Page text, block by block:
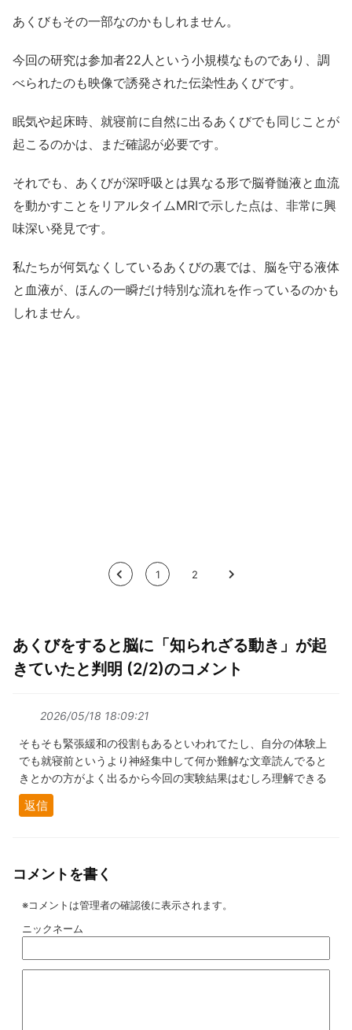
あくびもその一部なのかもしれません。
今回の研究は参加者22人という小規模なものであり、調
べられたのも映像で誘発された伝染性あくびです。
眠気や起床時、就寝前に自然に出るあくびでも同じことが
起こるのかは、まだ確認が必要です。
それでも、あくびが深呼吸とは異なる形で脳脊髄液と血流
を動かすことをリアルタイムMRIで示した点は、非常に興
味深い発見です。
私たちが何気なくしているあくびの裏では、脳を守る液体
と血液が、ほんの一瞬だけ特別な流れを作っているのかも
しれません。
< 1 2 >
あくびをすると脳に「知られざる動き」が起
きていたと判明 (2/2)のコメント
2026/05/18 18:09:21
そもそも緊張緩和の役割もあるといわれてたし、自分の体験上
でも就寝前というより神経集中して何か難解な文章読んでると
きとかの方がよく出るから今回の実験結果はむしろ理解できる
返信
コメントを書く
※コメントは管理者の確認後に表示されます。
ニックネーム